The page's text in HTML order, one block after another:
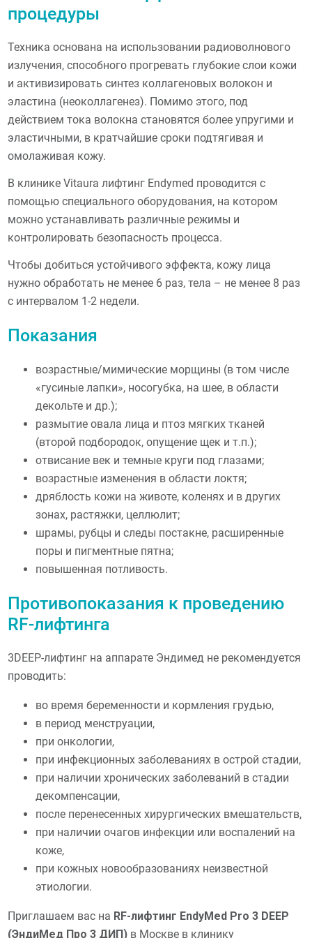
процедуры
Техника основана на использовании радиоволнового
излучения, способного прогревать глубокие слои кожи
и активизировать синтез коллагеновых волокон и
эластина (неоколлагенез). Помимо этого, под
действием тока волокна становятся более упругими и
эластичными, в кратчайшие сроки подтягивая и
омолаживая кожу.
В клинике Vitaura лифтинг Endymed проводится с
помощью специального оборудования, на котором
можно устанавливать различные режимы и
контролировать безопасность процесса.
Чтобы добиться устойчивого эффекта, кожу лица
нужно обработать не менее 6 раз, тела – не менее 8 раз
с интервалом 1-2 недели.
Показания
возрастные/мимические морщины (в том числе
«гусиные лапки», носогубка, на шее, в области
декольте и др.);
размытие овала лица и птоз мягких тканей
(второй подбородок, опущение щек и т.п.);
отвисание век и темные круги под глазами;
возрастные изменения в области локтя;
дряблость кожи на животе, коленях и в других
зонах, растяжки, целлюлит;
шрамы, рубцы и следы постакне, расширенные
поры и пигментные пятна;
повышенная потливость.
Противопоказания к проведению
RF-лифтинга
3DEEP-лифтинг на аппарате Эндимед не рекомендуется
проводить:
во время беременности и кормления грудью,
в период менструации,
при онкологии,
при инфекционных заболеваниях в острой стадии,
при наличии хронических заболеваний в стадии
декомпенсации,
после перенесенных хирургических вмешательств,
при наличии очагов инфекции или воспалений на
коже,
при кожных новообразованиях неизвестной
этиологии.
Приглашаем вас на RF-лифтинг EndyMed Pro 3 DEEP
(ЭндиМед Про 3 ДИП) в Москве в клинику